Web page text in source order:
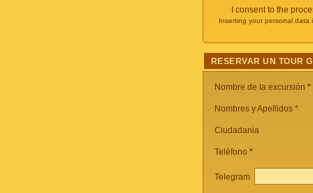
I consent to the
Inserting your personal
RESERVAR UN TOUR
Nombre de la excursión *
Nombres y Apellidos *
Ciudadania
Teléfono *
Telegram